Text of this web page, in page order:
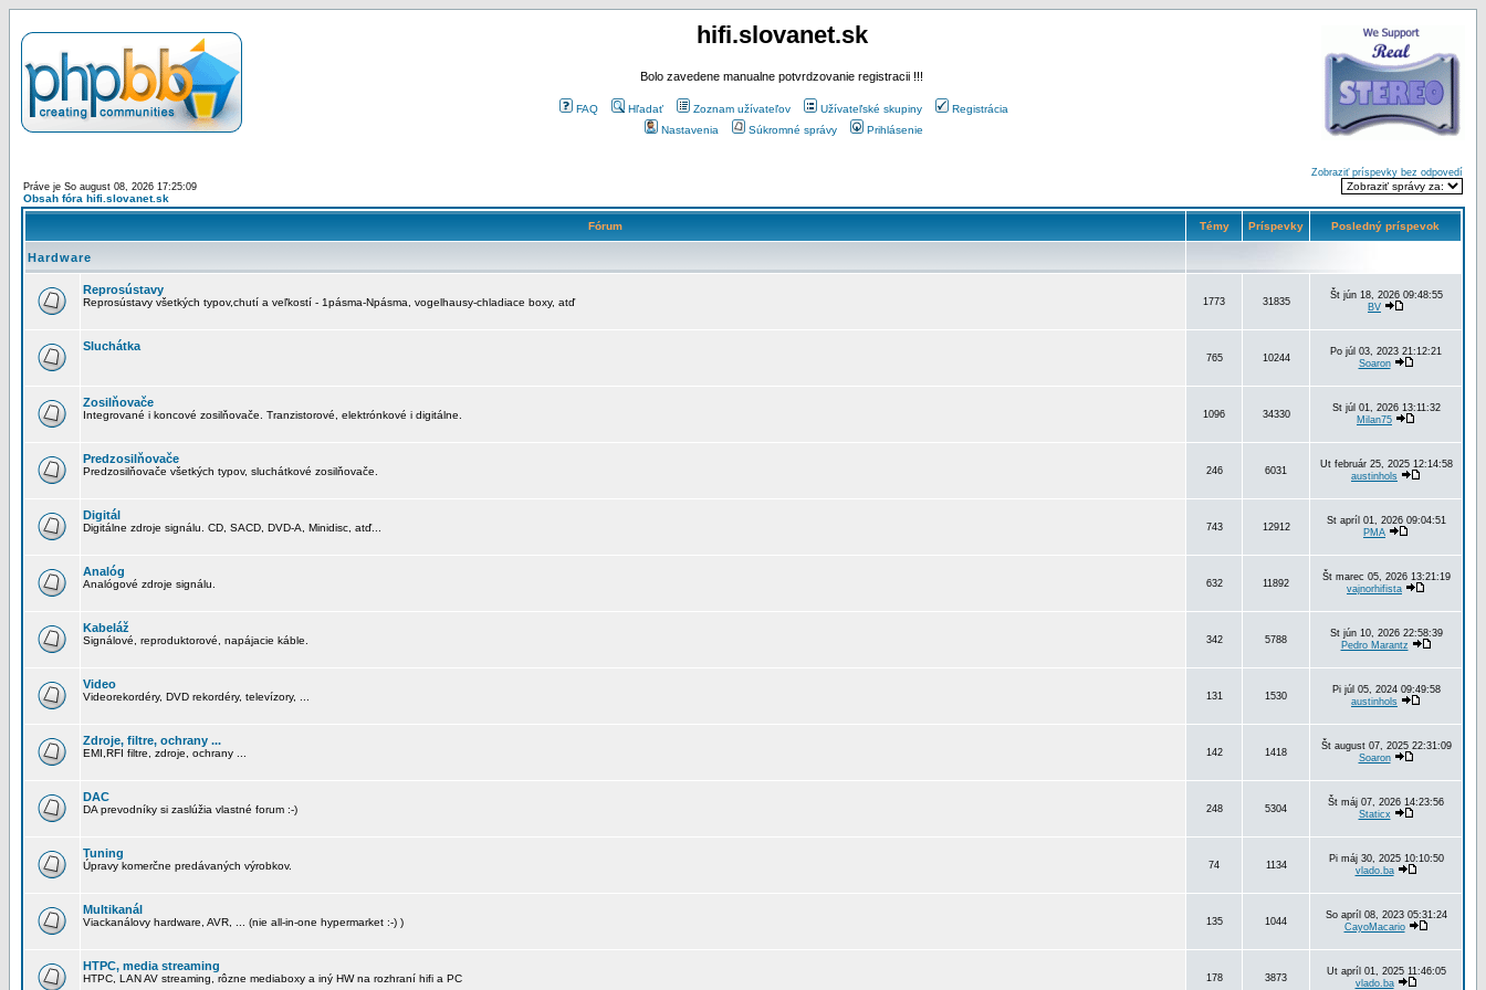
hifi.slovanet.sk
Bolo zavedene manualne potvrdzovanie registracii !!!
FAQ Hľadať Zoznam užívateľov Užívateľské skupiny
Registrácia
Nastavenia
Súkromné správy Prihlásenie
Práve je So august 08, 2026 17:25:09
Obsah fóra hifi.slovanet.sk
Zobraziť príspevky bez odpovedí
Fórum Témy Príspevky Posledný príspevok
Hardware
Reprosústavy
Reprosústavy všetkých typov,chutí a veľkostí - 1pásma-Npásma, vogelhausy-chladiace boxy, atď 1773 31835
Št jún 18, 2026 09:48:55
BV
Sluchátka
765 10244
Po júl 03, 2023 21:12:21
Soaron
Zosilňovače
Integrované i koncové zosilňovače. Tranzistorové, elektrónkové i digitálne. 1096 34330
St júl 01, 2026 13:11:32
Milan75
Predzosilňovače
Predzosilňovače všetkých typov, sluchátkové zosilňovače. 246 6031
Ut február 25, 2025 12:14:58
austinhols
Digitál
Digitálne zdroje signálu. CD, SACD, DVD-A, Minidisc, atď... 743 12912
St apríl 01, 2026 09:04:51
PMA
Analóg
Analógové zdroje signálu. 632 11892
Št marec 05, 2026 13:21:19
vajnorhifista
Kabeláž
Signálové, reproduktorové, napájacie káble. 342 5788
St jún 10, 2026 22:58:39
Pedro Marantz
Video
Videorekordéry, DVD rekordéry, televízory, ... 131 1530
Pi júl 05, 2024 09:49:58
austinhols
Zdroje, filtre, ochrany ...
EMI,RFI filtre, zdroje, ochrany ... 142 1418
Št august 07, 2025 22:31:09
Soaron
DAC
DA prevodníky si zaslúžia vlastné forum :-) 248 5304
Št máj 07, 2026 14:23:56
Staticx
Tuning
Úpravy komerčne predávaných výrobkov. 74 1134
Pi máj 30, 2025 10:10:50
vlado.ba
Multikanál
Viackanálovy hardware, AVR, ... (nie all-in-one hypermarket :-) ) 135 1044
So apríl 08, 2023 05:31:24
CayoMacario
HTPC, media streaming
HTPC, LAN AV streaming, rôzne mediaboxy a iný HW na rozhraní hifi a PC 178 3873
Ut apríl 01, 2025 11:46:05
vlado.ba